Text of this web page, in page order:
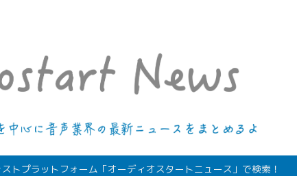
プラットフォーム「オーディオスタートニュース」で検索！